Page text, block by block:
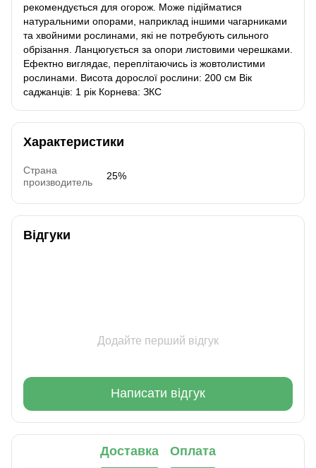
рекомендується для огорож. Може підійматися
натуральними опорами, наприклад іншими чагарниками
та хвойними рослинами, які не потребують сильного
обрізання. Ланцюгується за опори листовими черешками.
Ефектно виглядає, переплітаючись із жовтолистими
рослинами. Висота дорослої рослини: 200 см Вік
саджанців: 1 рік Корнева: ЗКС
Характеристики
Страна
производитель
25%
Відгуки
Додайте перший відгук
Написати відгук
Доставка Оплата